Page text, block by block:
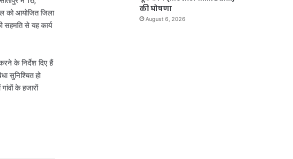
को आयोजित जिला
सहमति से यह कार्य
के निर्देश दिए हैं
सुनिश्चित हो
के हजारों
की घोषणा
August 6, 2026